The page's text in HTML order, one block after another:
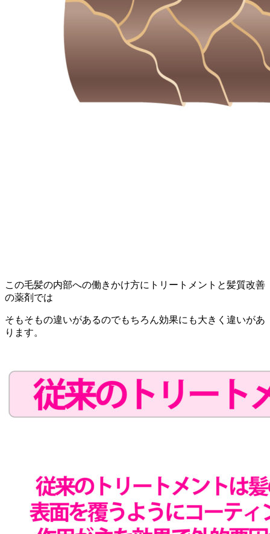
この毛髪の内部への働きかけ方にトリートメントと髪質改善
の薬剤では
そもそもの違いがあるのでもちろん効果にも大きく違いがあ
ります。